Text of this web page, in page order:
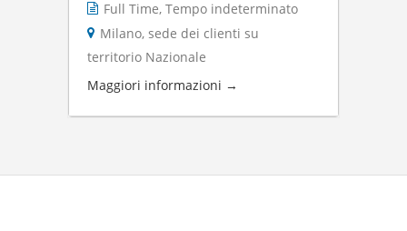
Full Time Tempo indeterminato
Milano sede dei clienti su
territorio Nazionale
Maggiori informazioni